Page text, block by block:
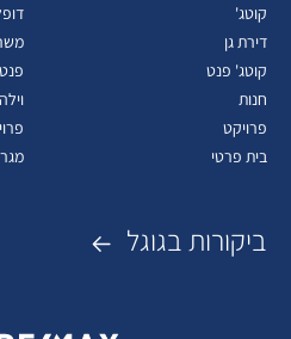
קוטג'
דירת גן
קוטג' פנט
חנות
וילה
פרויקט
בית פרטי
ביקורות בגוגל